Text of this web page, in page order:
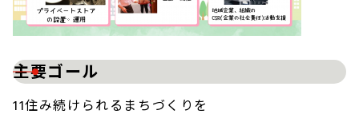
主要ゴール
11住み続けられるまちづくりを